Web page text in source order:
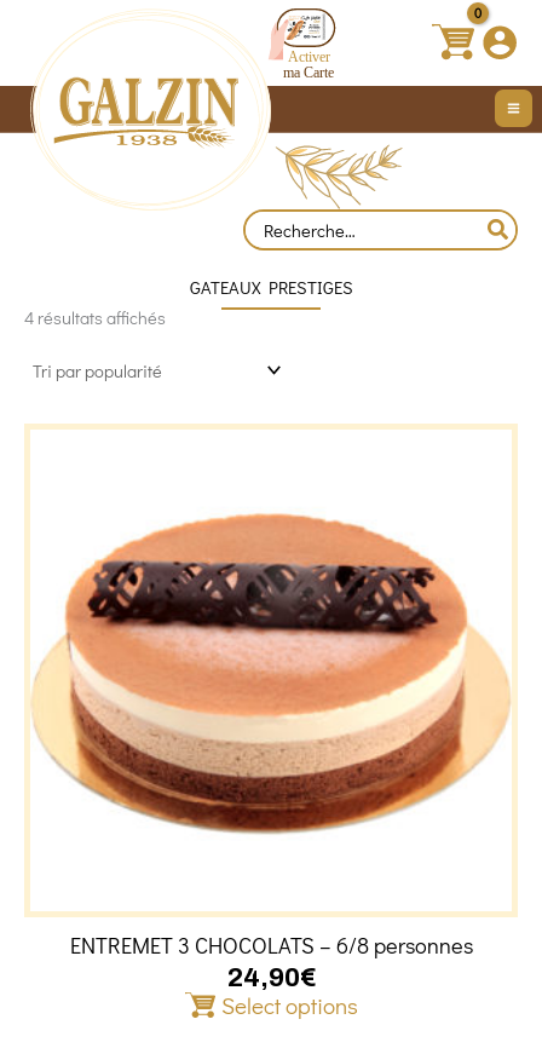
contenu
Search
for:
GATEAUX PRESTIGES
4 résultats affichés
Trié
par
popularité
ENTREMET 3 CHOCOLATS – 6/8 personnes
24,90€
Select options